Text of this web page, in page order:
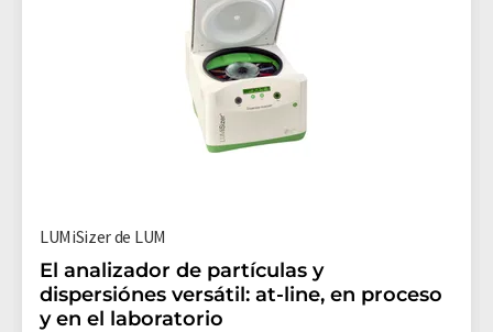
LUMiSizer de LUM
El analizador de partículas y
dispersiónes versátil: at-line, en proceso
y en el laboratorio